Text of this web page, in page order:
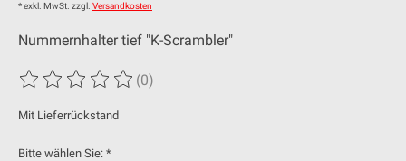
* exkl. MwSt. zzgl. Versandkosten
Nummernhalter tief "K-Scrambler"
Die Bewertung dieses Produkts ist
(0)
Mit Lieferrückstand
Bitte wählen Sie: *